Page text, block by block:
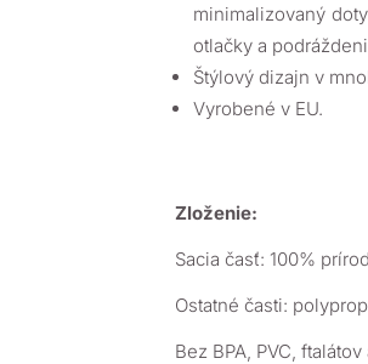
minimalizovaný
otlačky a
Štýlový dizajn v
Vyrobené v EU.
Zloženie:
Sacia časť: 100%
Ostatné časti:
Bez BPA, PVC,